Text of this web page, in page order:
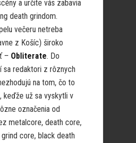
a určite vás zabavia
death grindom.
večeru netreba
z Košíc) široko
– Obliterate. Do
sa redaktori z rôznych
na tom, čo to
keďže už sa vyskytli v
označenia od
metalcore, death core,
core, black death